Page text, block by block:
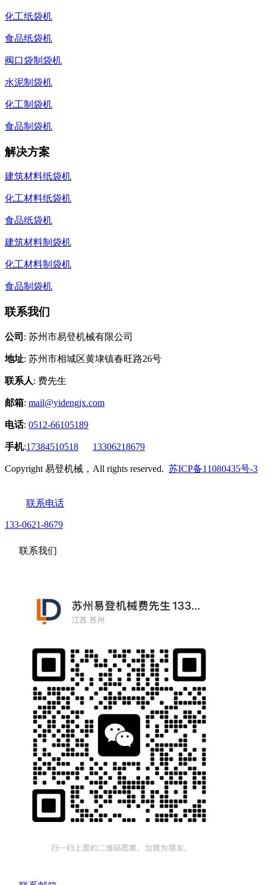
化工纸袋机
食品纸袋机
阀口袋制袋机
水泥制袋机
化工制袋机
食品制袋机
解决方案
建筑材料纸袋机
化工材料纸袋机
食品纸袋机
建筑材料制袋机
化工材料制袋机
食品制袋机
联系我们
公司 : 苏州市易登机械有限公司
地址: 苏州市相城区黄埭镇春旺路26号
联系人: 费先生
邮箱: mail@yidengjx.com
电话: 0512-66105189
手机:17384510518 13306218679
Copyright 易登机械，All rights reserved. 苏ICP备11080435号-3
联系电话
133-0621-8679
联系我们